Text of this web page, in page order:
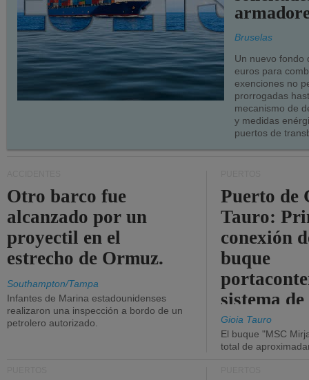
Bruselas
Un nuevo fondo
euros para
exenciones no
prorrogadas
mecanismo de
y medidas
puertos de
Otro barco fue
alcanzado por un
proyectil en el
estrecho de Ormuz.
Southampton/Tampa
Infantes de Marina estadounidenses
realizaron una inspección a bordo de un
petrolero autorizado.
Puerto de
Tauro:
conexión
buque
sistema
la red
Gioia Tauro
El buque "MSC
total de